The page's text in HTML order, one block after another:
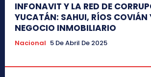
INFONAVIT Y LA RED DE
YUCATÁN: SAHUI, RÍOS COVIÁN
NEGOCIO INMOBILIARIO
Nacional 5 De Abril De 2025